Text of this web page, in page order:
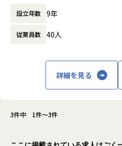
評価
を総合的に強化
データドリブンな意思決定
AIツール活用で開発効率化
＜チーム体制＞
クロスファンクショナル（エンジ
スキルチェックツールで成長を可
2024年にプレシリーズAで16.5億
なるグロースフェーズへと移行し
これまで以上にプロダクトにおけ
まる中、データを事業成長の推進
ンティストの存在が必要不可欠な
お任せしたい役割とミッション
時間外労働の有無：
設立年数 9年
従業員数 40人
詳細を見る
3件中 1件～3件